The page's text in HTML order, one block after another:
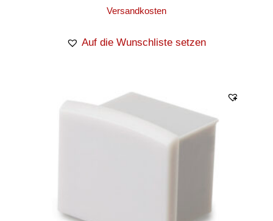
Versandkosten
Auf die Wunschliste setzen